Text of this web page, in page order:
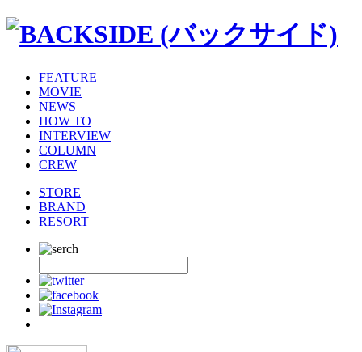
FEATURE
MOVIE
NEWS
HOW TO
INTERVIEW
COLUMN
CREW
STORE
BRAND
RESORT